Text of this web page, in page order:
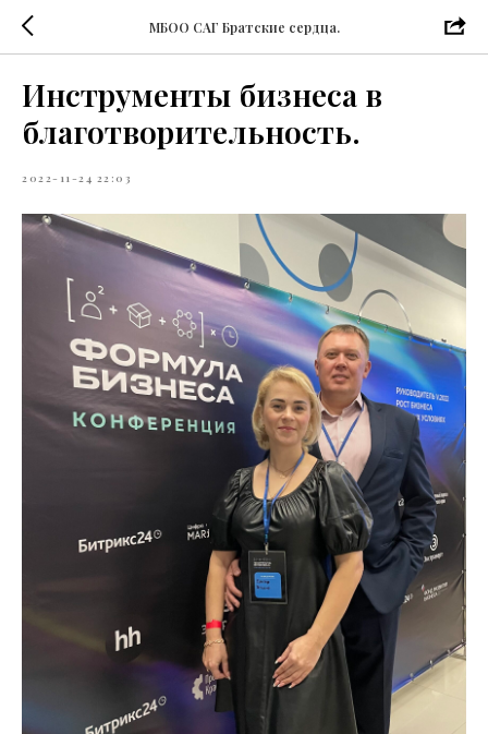
МБОО САГ Братские сердца.
Инструменты бизнеса в
благотворительность.
2022-11-24 22:03